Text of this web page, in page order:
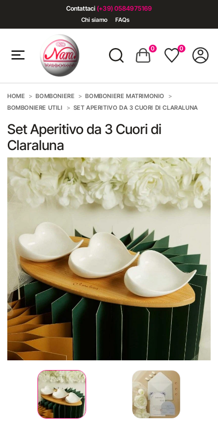
Contattaci (+39) 0584975169
Chi siamo FAQs
0 0
HOME BOMBONIERE
BOMBONIERE MATRIMONIO
BOMBONIERE UTILI
SET APERITIVO DA 3 CUORI DI CLARALUNA
Set Aperitivo da 3 Cuori di
Claraluna